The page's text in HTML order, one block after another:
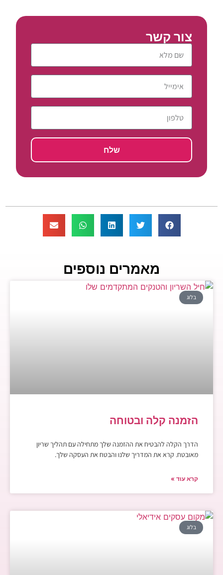
צור קשר
שלח
מאמרים נוספים
בלוג
הזמנה קלה ובטוחה
הדרך הקלה להבטיח את ההזמנה שלך מתחילה עם תהליך שריון
מאובטח. קרא את המדריך שלנו והבטח את העסקה שלך.
קרא עוד »
בלוג